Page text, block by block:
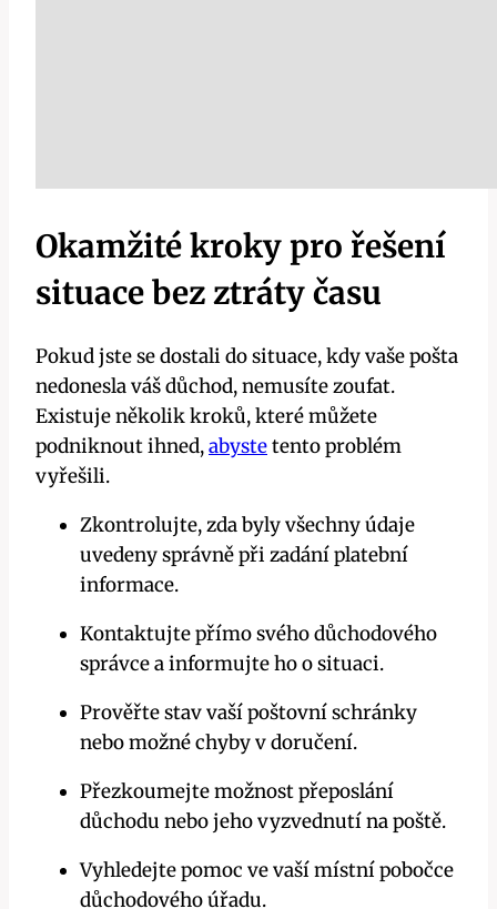
Okamžité kroky pro⁢ řešení
situace bez ztráty času
Pokud jste se dostali do situace, kdy vaše pošta
nedonesla váš důchod, nemusíte ‍zoufat.
Existuje několik ‌kroků, které můžete
podniknout ihned,abystetento problém
vyřešili.
Zkontrolujte, zda byly všechny údaje
uvedeny⁢ správně při zadání platební
informace.
Kontaktujte přímo svého důchodového
správce a informujte ho o situaci.
Prověřte stav vaší poštovní schránky
nebo možné chyby v doručení.
Přezkoumejte možnost přeposlání
důchodu nebo ‍jeho vyzvednutí na poště.
Vyhledejte pomoc ve vaší místní pobočce
důchodového úřadu.